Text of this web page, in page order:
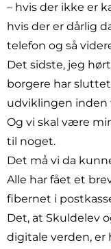
– hvis der ikke er
hvis der er dårlig
telefon og så
Det sidste, jeg
borgere har
udviklingen inden
Og vi skal være
til noget.
Det må vi da
Alle har fået et
fibernet i
Det, at Skuldelev
digitale verden,